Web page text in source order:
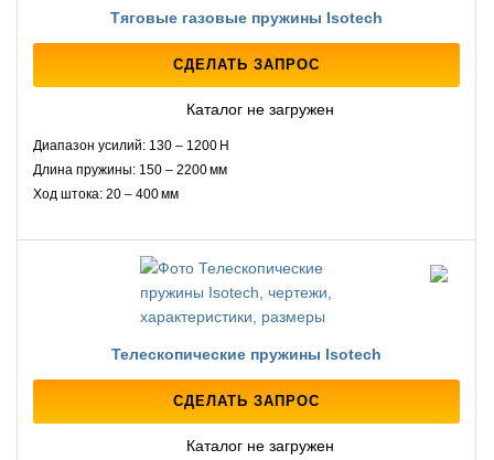
Тяговые газовые пружины Isotech
СДЕЛАТЬ ЗАПРОС
Каталог не загружен
Диапазон усилий: 130 – 1200 Н
Длина пружины: 150 – 2200 мм
Ход штока: 20 – 400 мм
Телескопические пружины Isotech
СДЕЛАТЬ ЗАПРОС
Каталог не загружен